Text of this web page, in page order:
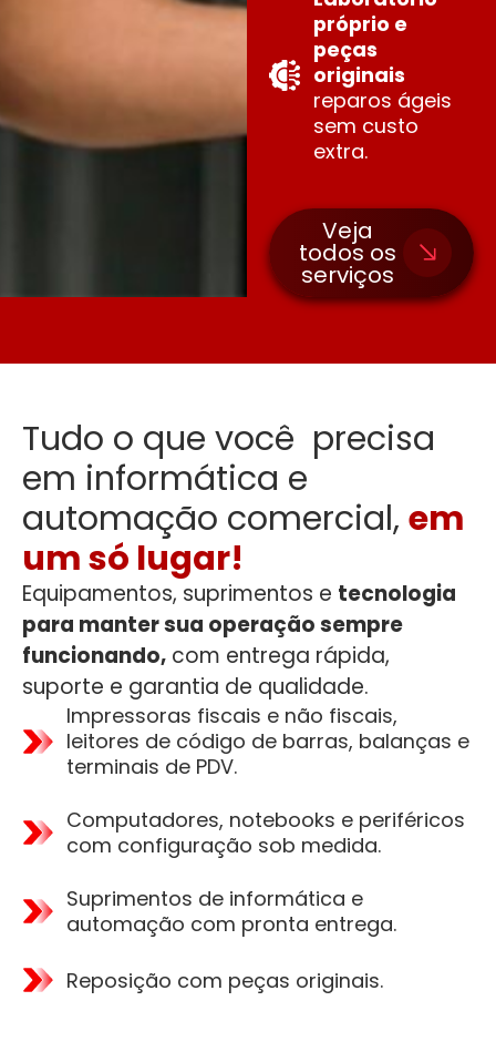
próprio e
peças
originais
reparos ágeis
sem custo
extra.
Veja
todos os
serviços
Tudo o que você precisa
em informática e
automação comercial, em
um só lugar!
Equipamentos, suprimentos e tecnologia
para manter sua operação sempre
funcionando, com entrega rápida,
suporte e garantia de qualidade.
Impressoras fiscais e não fiscais,
leitores de código de barras, balanças e
terminais de PDV.
Computadores, notebooks e periféricos
com configuração sob medida.
Suprimentos de informática e
automação com pronta entrega.
Reposição com peças originais.